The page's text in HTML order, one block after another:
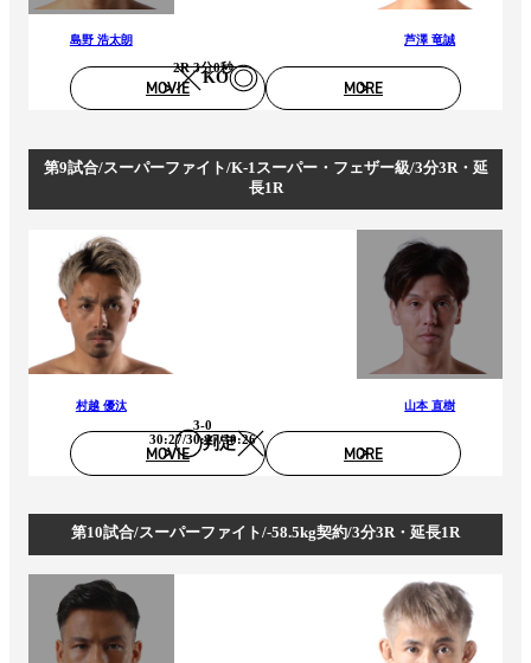
島野 浩太朗
KO
2R 3分0秒
芦澤 竜誠
MOVIE MORE
第9試合/スーパーファイト/K-1スーパー・フェザー級/3分3R・延
長1R
村越 優汰
判定
3-0
30:27/30:27/30:26
山本 直樹
MOVIE MORE
第10試合/スーパーファイト/-58.5kg契約/3分3R・延長1R